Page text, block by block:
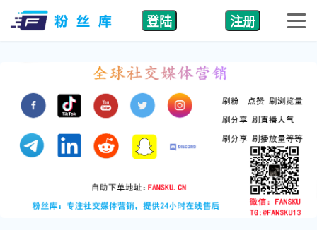
登陆 注册